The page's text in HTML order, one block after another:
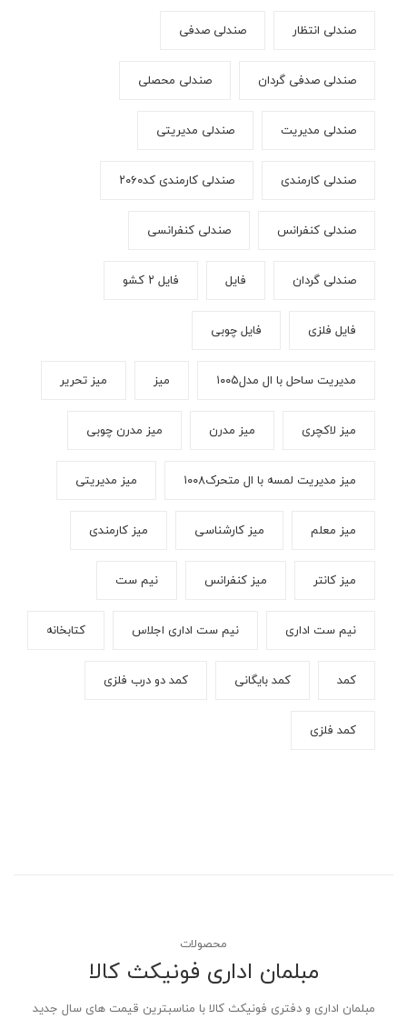
صندلی انتظار صندلی صدفی
صندلی صدفی گردان صندلی محصلی
صندلی مدیریت صندلی مدیریتی
صندلی کارمندی صندلی کارمندی کد۲۰۶۰
صندلی کنفرانس صندلی کنفرانسی
صندلی گردان فایل فایل ۲ کشو
فایل فلزی فایل چوبی
مدیریت ساحل با ال مدل۱۰۰۵ میز میز تحریر
میز لاکچری میز مدرن میز مدرن چوبی
میز مدیریت لمسه با ال متحرک۱۰۰۸ میز مدیریتی
میز معلم میز کارشناسی میز کارمندی
میز کانتر میز کنفرانس نیم ست
نیم ست اداری نیم ست اداری اجلاس کتابخانه
کمد کمد بایگانی کمد دو درب فلزی
کمد فلزی
محصولات
مبلمان اداری فونیکث کالا
مبلمان اداری و دفتری فونیکث کالا با مناسبترین قیمت های سال جدید